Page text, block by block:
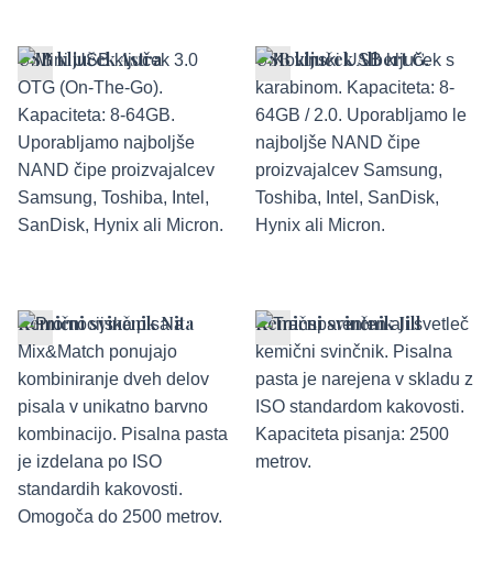
USB ključek Astra USB ključek Albert G.
Kemični svinčnik Nita Kemični svinčnik Jill